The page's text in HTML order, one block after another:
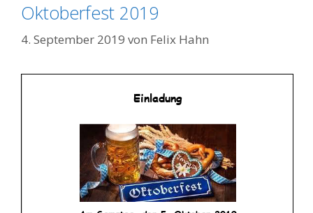
Oktoberfest 2019
4. September 2019 von Felix Hahn